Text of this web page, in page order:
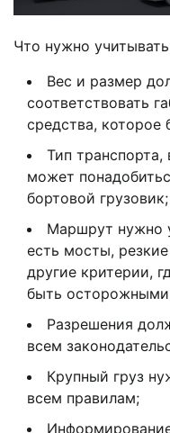
Что нужно
Вес и размер
соответствовать
средства, которое
Тип транспорта,
может
бортовой грузовик;
Маршрут нужно
есть мосты,
другие критерии,
быть
Разрешения
всем
Крупный груз
всем правилам;